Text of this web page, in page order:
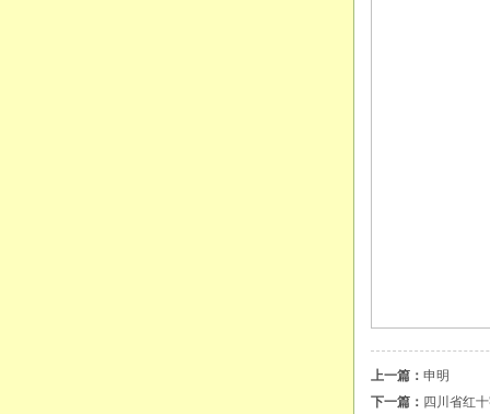
上一篇： 申明
下一篇： 四川省红